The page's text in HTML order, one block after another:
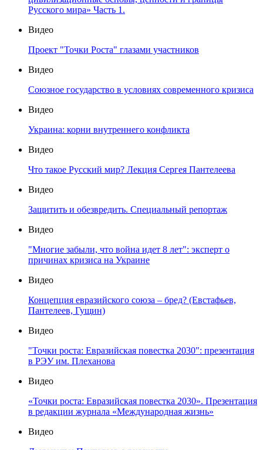
Русского мира» Часть 1.
Видео
Проект "Точки Роста" глазами участников
Видео
Союзное государство в условиях современного кризиса
Видео
Украина: корни внутреннего конфликта
Видео
Что такое Русский мир? Лекция Сергея Пантелеева
Видео
Защитить и обезвредить. Специальный репортаж
Видео
"Многие забыли, что война идет 8 лет": эксперт о
причинах кризиса на Украине
Видео
Концепция евразийского союза – бред? (Евстафьев,
Пантелеев, Гущин)
Видео
"Точки роста: Евразийская повестка 2030": презентация
в РЭУ им. Плеханова
Видео
«Точки роста: Евразийская повестка 2030». Презентация
в редакции журнала «Международная жизнь»
Видео